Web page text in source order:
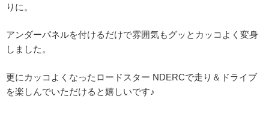
りに。
アンダーパネルを付けるだけで雰囲気もグッとカッコよく変身
しました。
更にカッコよくなったロードスター NDERCで走り＆ドライブ
を楽しんでいただけると嬉しいです♪